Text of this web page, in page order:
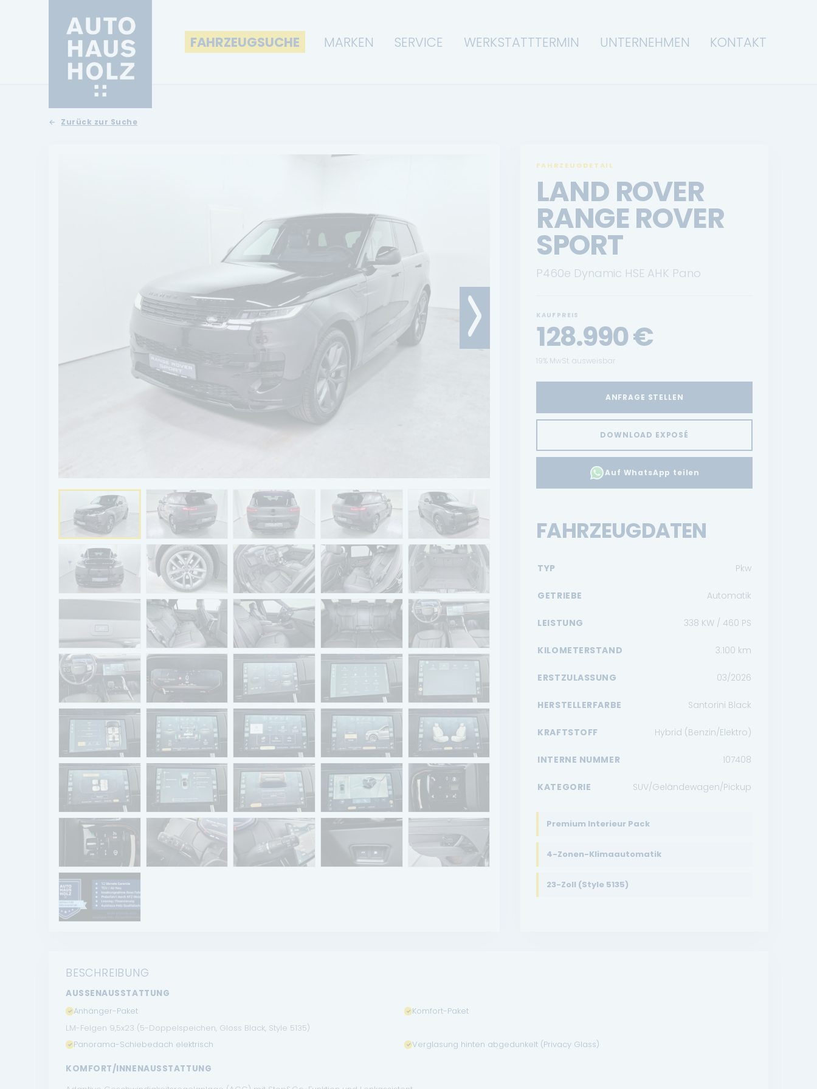
FAHRZEUGSUCHE MARKEN SERVICE WERKSTATTTERMIN UNTERNEHMEN KONTAKT
Zurück zur Suche
FAHRZEUGDETAIL
LAND ROVER
RANGE ROVER
SPORT
P460e Dynamic HSE AHK Pano
KAUFPREIS
128.990€
19% MwSt. ausweisbar
ANFRAGE STELLEN
DOWNLOAD EXPOSÉ
Auf WhatsApp teilen
FAHRZEUGDATEN
TYP Pkw
GETRIEBE Automatik
LEISTUNG 338 KW / 460 PS
KILOMETERSTAND 3.100 km
ERSTZULASSUNG 03/2026
HERSTELLERFARBE Santorini Black
KRAFTSTOFF Hybrid (Benzin/Elektro)
INTERNE NUMMER 107408
KATEGORIE SUV/Geländewagen/Pickup
Premium Interieur Pack
4-Zonen-Klimaautomatik
23-Zoll (Style 5135)
BESCHREIBUNG
AUSSENAUSSTATTUNG
Anhänger-Paket
Komfort-Paket
LM-Felgen 9,5x23 (5-Doppelspeichen, Gloss Black, Style 5135)
Panorama-Schiebedach elektrisch
Verglasung hinten abgedunkelt (Privacy Glass)
KOMFORT/INNENAUSSTATTUNG